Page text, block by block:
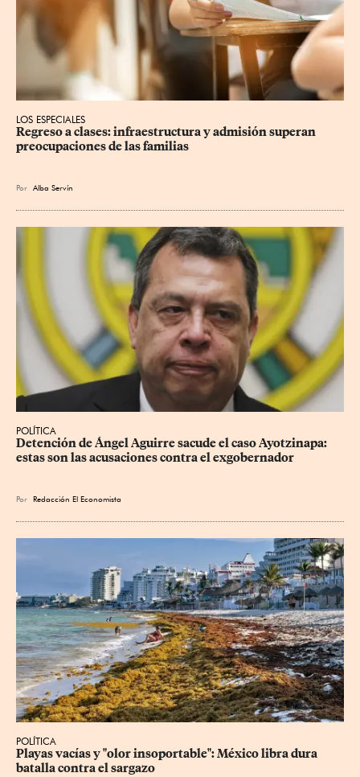
LOS ESPECIALES
Regreso a clases: infraestructura y admisión superan
preocupaciones de las familias
Por Alba Servín
POLÍTICA
Detención de Ángel Aguirre sacude el caso Ayotzinapa:
estas son las acusaciones contra el exgobernador
Por Redacción El Economista
POLÍTICA
Playas vacías y "olor insoportable": México libra dura
batalla contra el sargazo